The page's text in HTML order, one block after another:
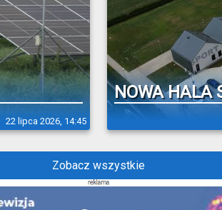
22 lipca 2026, 14:45
NOWA HALA
Zobacz wszystkie